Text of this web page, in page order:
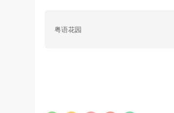
粤语花园